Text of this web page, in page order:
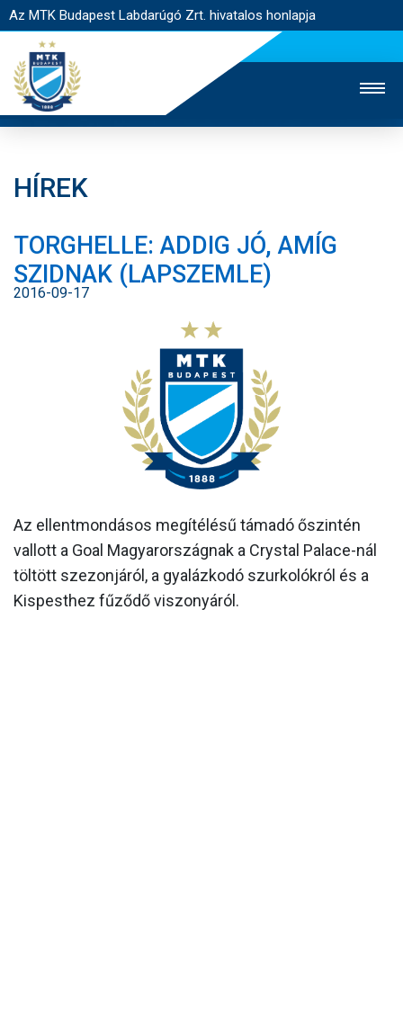
Az MTK Budapest Labdarúgó Zrt. hivatalos honlapja
JEGYÉRTÉKESÍTÉS
WEBSHOP
STADION
EGYESÜLET
KAPCSOLAT
NYITÓLAP
HÍREK
CSAPATOK
MÉRKŐZÉSEK
KLUB
SZURKOLÓI ÉLMÉNYEK
AKKREDITÁCIÓ
HÍREK
TORGHELLE: ADDIG JÓ, AMÍG
SZIDNAK (LAPSZEMLE)
2016-09-17
Az ellentmondásos megítélésű támadó őszintén
vallott a Goal Magyarországnak a Crystal Palace-nál
töltött szezonjáról, a gyalázkodó szurkolókról és a
Kispesthez fűződő viszonyáról.